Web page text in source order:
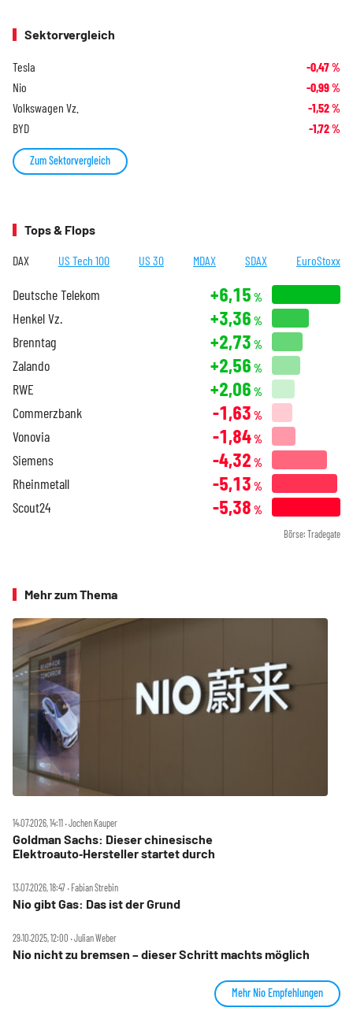
Sektorvergleich
Tesla -0,47%
Nio -0,99%
Volkswagen Vz. -1,52%
BYD -1,72%
Zum Sektorvergleich
Tops & Flops
DAX US Tech 100 US 30 MDAX SDAX EuroStoxx
Deutsche Telekom +6,15 %
Henkel Vz. +3,36 %
Brenntag +2,73 %
Zalando +2,56 %
RWE +2,06 %
Commerzbank -1,63 %
Vonovia -1,84%
Siemens -4,32 %
Rheinmetall -5,13 %
Scout24 -5,38 %
Börse: Tradegate
Mehr zum Thema
14.07.2026, 14:11 ‧ Jochen Kauper
Goldman Sachs: Dieser chinesische
Elektroauto‑Hersteller startet durch
13.07.2026, 18:47 ‧ Fabian Strebin
Nio gibt Gas: Das ist der Grund
29.10.2025, 12:00 ‧ Julian Weber
Nio nicht zu bremsen – dieser Schritt machts möglich
Mehr Nio Empfehlungen